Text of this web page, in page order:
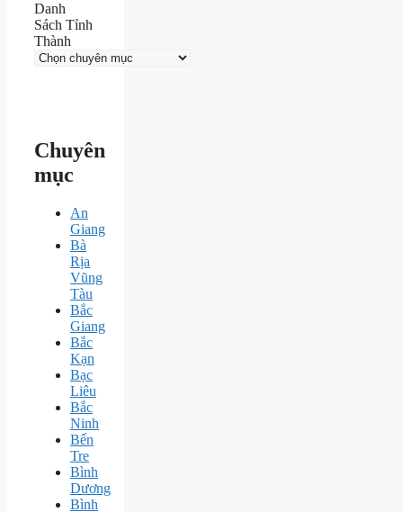
Danh
Sách Tỉnh
Thành
Chuyên
mục
An
Giang
Bà
Rịa
Vũng
Tàu
Bắc
Giang
Bắc
Kạn
Bạc
Liêu
Bắc
Ninh
Bến
Tre
Bình
Dương
Bình